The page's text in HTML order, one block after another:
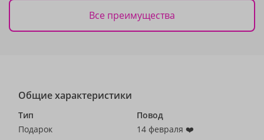
Все преимущества
Общие характеристики
Тип
Подарок
Повод
14 февраля ❤️